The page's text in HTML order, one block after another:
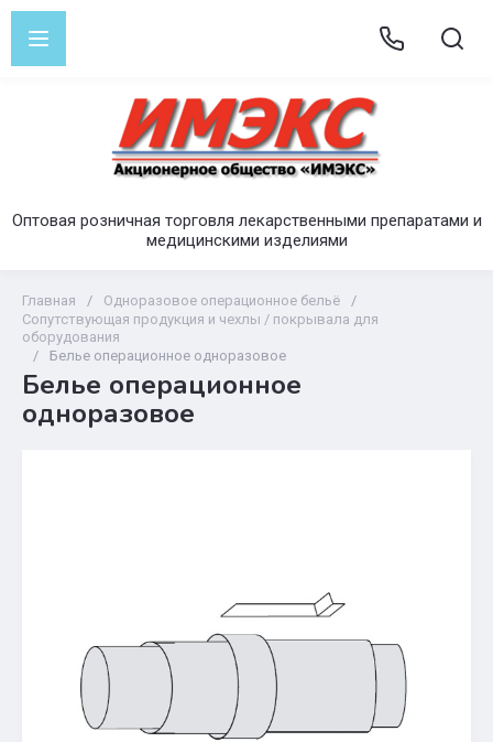
Оптовая розничная торговля лекарственными препаратами и
медицинскими изделиями
Главная / Одноразовое операционное бельё
/
Сопутствующая продукция и чехлы / покрывала для
оборудования
/
Белье операционное одноразовое
Белье операционное
одноразовое